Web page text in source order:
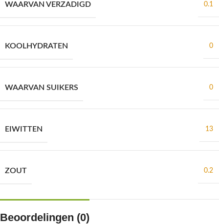
WAARVAN VERZADIGD 0.1
KOOLHYDRATEN 0
WAARVAN SUIKERS 0
EIWITTEN 13
ZOUT 0.2
Beoordelingen (0)